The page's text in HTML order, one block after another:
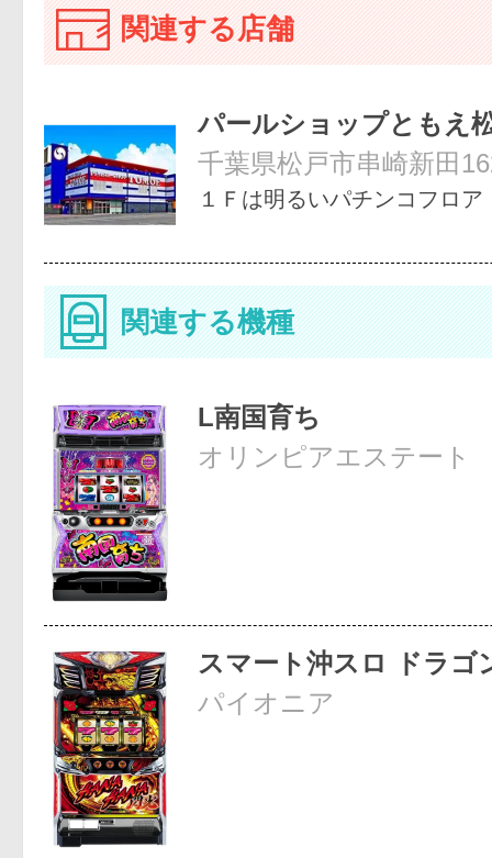
関連する店舗
パールショップともえ
千葉県松戸市串崎新田
１Ｆは明るいパチンコフロ
関連する機種
L南国育ち
オリンピアエステート
スマート沖スロ ドラ
パイオニア